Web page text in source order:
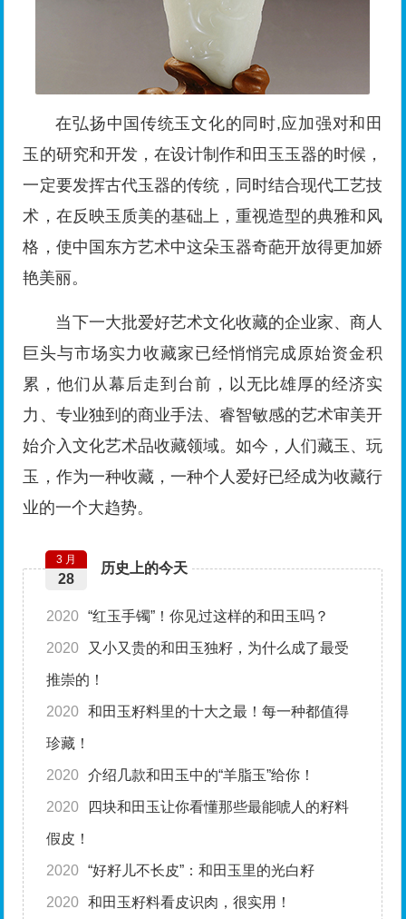
在弘扬中国传统玉文化的同时,应加强对和田
玉的研究和开发，在设计制作和田玉玉器的时候，
一定要发挥古代玉器的传统，同时结合现代工艺技
术，在反映玉质美的基础上，重视造型的典雅和风
格，使中国东方艺术中这朵玉器奇葩开放得更加娇
艳美丽。
当下一大批爱好艺术文化收藏的企业家、商人
巨头与市场实力收藏家已经悄悄完成原始资金积
累，他们从幕后走到台前，以无比雄厚的经济实
力、专业独到的商业手法、睿智敏感的艺术审美开
始介入文化艺术品收藏领域。如今，人们藏玉、玩
玉，作为一种收藏，一种个人爱好已经成为收藏行
业的一个大趋势。
历史上的今天
3 月
28
2020 “红玉手镯”！你见过这样的和田玉吗？
2020 又小又贵的和田玉独籽，为什么成了最受
推崇的！
2020 和田玉籽料里的十大之最！每一种都值得
珍藏！
2020 介绍几款和田玉中的“羊脂玉”给你！
2020 四块和田玉让你看懂那些最能唬人的籽料
假皮！
2020 “好籽儿不长皮”：和田玉里的光白籽
2020 和田玉籽料看皮识肉，很实用！